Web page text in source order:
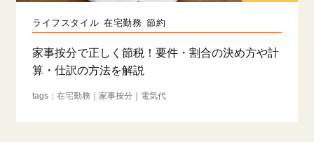
ライフスタイル 在宅勤務 節約
家事按分で正しく節税！要件・割合の決め方や計
算・仕訳の方法を解説
在宅勤務 家事按分 電気代